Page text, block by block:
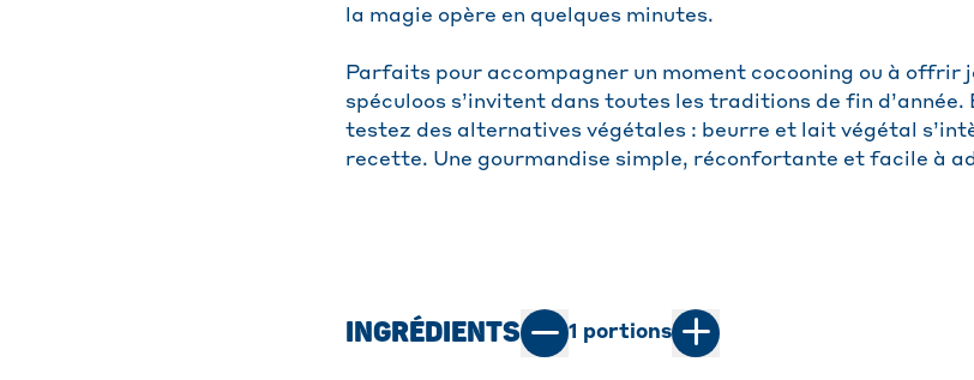
la magie opère en quelques minutes.
Parfaits pour accompagner un moment cocooning ou à offrir
spéculoos s’invitent dans toutes les traditions de fin
testez des alternatives végétales : beurre et lait végétal
recette. Une gourmandise simple, réconfortante et facile à
INGRÉDIENTS 1 portions